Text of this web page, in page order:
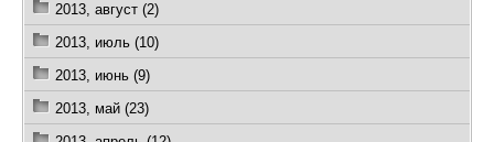
2013, август (2)
2013, июль (10)
2013, июнь (9)
2013, май (23)